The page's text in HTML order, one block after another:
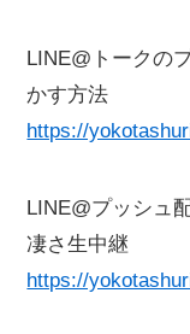
LINE@トークの
かす方法
https://
LINE@プッシュ
凄さ生中継
https://